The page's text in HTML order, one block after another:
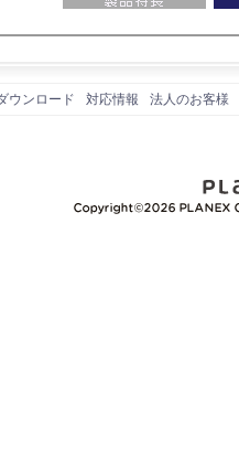
ウンロード 対応情報 法人のお客様